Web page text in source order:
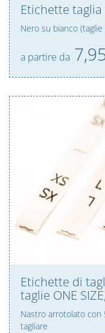
Etichette taglia
Nero su bianco (taglie
a partire da 7,
Etichette di
taglie ONE
Nastro arrotolato
tagliare